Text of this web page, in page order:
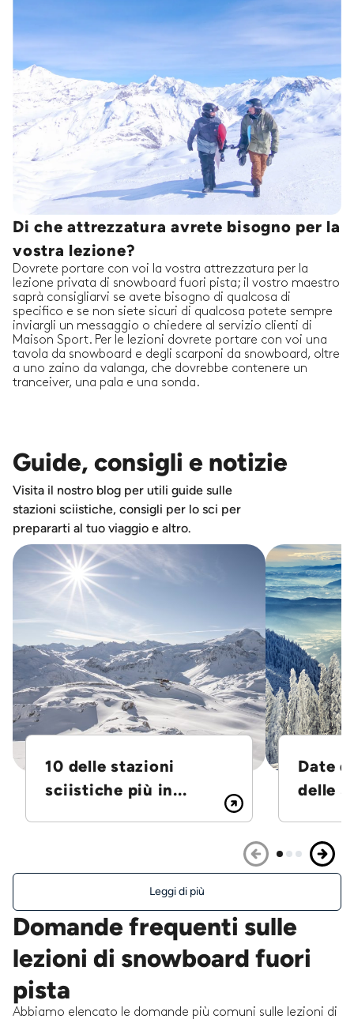
Di che attrezzatura avrete bisogno per la
vostra lezione?
Dovrete portare con voi la vostra attrezzatura per la
lezione privata di snowboard fuori pista; il vostro maestro
saprà consigliarvi se avete bisogno di qualcosa di
specifico e se non siete sicuri di qualcosa potete sempre
inviargli un messaggio o chiedere al servizio clienti di
Maison Sport. Per le lezioni dovrete portare con voi una
tavola da snowboard e degli scarponi da snowboard, oltre
a uno zaino da valanga, che dovrebbe contenere un
tranceiver, una pala e una sonda.
Guide, consigli e notizie
Visita il nostro blog per utili guide sulle
stazioni sciistiche, consigli per lo sci per
prepararti al tuo viaggio e altro.
10 delle stazioni
sciistiche più in...
Date
delle
Leggi di più
Domande frequenti sulle
lezioni di snowboard fuori
pista
Abbiamo elencato le domande più comuni sulle lezioni di